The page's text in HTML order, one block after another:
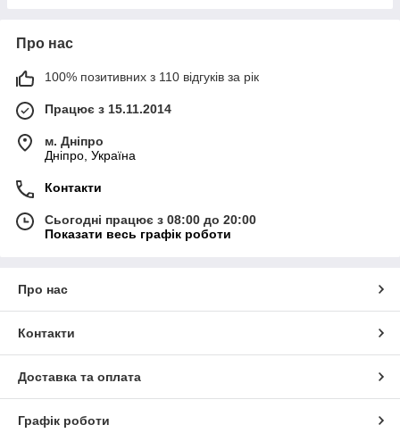
Про нас
100% позитивних з 110 відгуків за рік
Працює з 15.11.2014
м. Дніпро
Дніпро, Україна
Контакти
Сьогодні працює з 08:00 до 20:00
Показати весь графік роботи
Про нас
Контакти
Доставка та оплата
Графік роботи